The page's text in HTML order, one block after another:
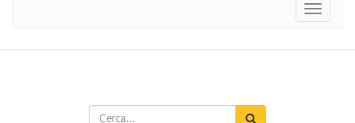
Toggle